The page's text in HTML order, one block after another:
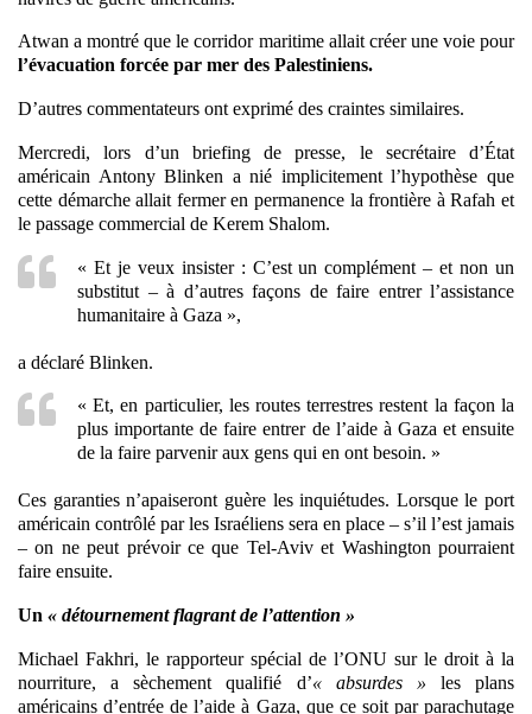
Atwan a montré que le corridor maritime allait créer une voie pour
l’évacuation forcée par mer des Palestiniens.
D’autres commentateurs ont exprimé des craintes similaires.
Mercredi, lors d’un briefing de presse, le secrétaire d’État
américain Antony Blinken a nié implicitement l’hypothèse que
cette démarche allait fermer en permanence la frontière à Rafah et
le passage commercial de Kerem Shalom.
« Et je veux insister : C’est un complément – et non un
substitut – à d’autres façons de faire entrer l’assistance
humanitaire à Gaza »,
a déclaré Blinken.
« Et, en particulier, les routes terrestres restent la façon la
plus importante de faire entrer de l’aide à Gaza et ensuite
de la faire parvenir aux gens qui en ont besoin. »
Ces garanties n’apaiseront guère les inquiétudes. Lorsque le port
américain contrôlé par les Israéliens sera en place – s’il l’est jamais
– on ne peut prévoir ce que Tel-Aviv et Washington pourraient
faire ensuite.
Un « détournement flagrant de l’attention »
Michael Fakhri, le rapporteur spécial de l’ONU sur le droit à la
nourriture, a sèchement qualifié d’« absurdes » les plans
américains d’entrée de l’aide à Gaza, que ce soit par parachutage